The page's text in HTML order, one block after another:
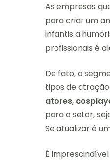
As empresas
para criar um
infantis a
profissionais é
De fato, o
tipos de
atores,
para o setor,
Se atualizar é
É